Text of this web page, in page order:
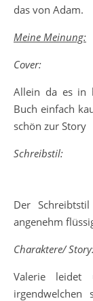
das von Adam.
Meine Meinung:
Cover:
Allein da es in
Buch einfach
schön zur Story
Schreibstil:
Der
angenehm
Charaktere/
Valerie
irgendwelchen